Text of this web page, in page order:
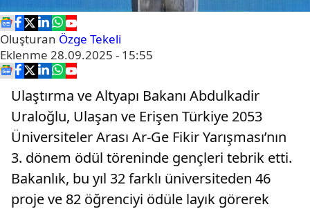
Oluşturan Özge Tekeli
Eklenme 28.09.2025 - 15:55
Ulaştırma ve Altyapı Bakanı Abdulkadir
Uraloğlu, Ulaşan ve Erişen Türkiye 2053
Üniversiteler Arası Ar-Ge Fikir Yarışması’nın
3. dönem ödül töreninde gençleri tebrik etti.
Bakanlık, bu yıl 32 farklı üniversiteden 46
proje ve 82 öğrenciyi ödüle layık görerek